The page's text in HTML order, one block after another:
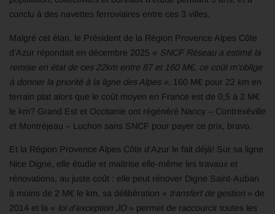
conclu à des navettes ferroviaires entre ces 3 villes.
Malgré cet élan, le Président de la Région Provence Alpes Côte
d’Azur répondait en décembre 2025 « SNCF Réseau a estimé la
remise en état de ces 22km entre 87 et 160 M€, ce coût m’oblige
à donner la priorité à la ligne des Alpes ».
160 M€ pour 22 km en
terrain plat alors que le coût moyen en France est de 0,5 à 2 M€
le km? Grand Est et Occitanie ont régénéré Nancy – Contrexéville
et Montréjeau – Luchon sans SNCF pour payer ce prix, bravo.
Et la Région Provence Alpes Côte d’Azur le fait déjà! Sur sa ligne
Nice Digne, elle étudie et maitrise elle-même les travaux et
rénovations, au juste coût : elle peut rénover Digne Saint-Auban
à moins de 2 M€ le km, sa délibération « transfert de gestion » de
2014 et la « loi d’exception JO» permet de raccourcir toutes les